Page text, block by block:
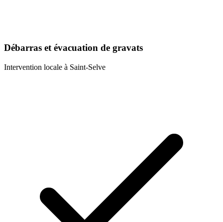
Débarras et évacuation de gravats
Intervention locale à Saint-Selve